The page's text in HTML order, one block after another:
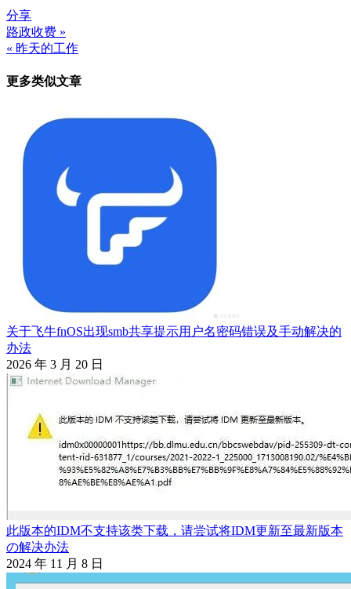
分享
文
章
导
路政收费 »
« 昨天的工作
更多类似文章
关于飞牛fnOS出现smb共享提示用户名密码错误及手动解决的
办法
2026 年 3 月 20 日
此版本的IDM不支持该类下载，请尝试将IDM更新至最新版本
の解决办法
2024 年 11 月 8 日